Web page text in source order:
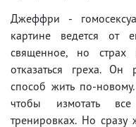
Джеффри -
картине ведется от
священное, но страх
отказаться греха. Он
способ жить по-
чтобы измотать
тренировках. Но сразу